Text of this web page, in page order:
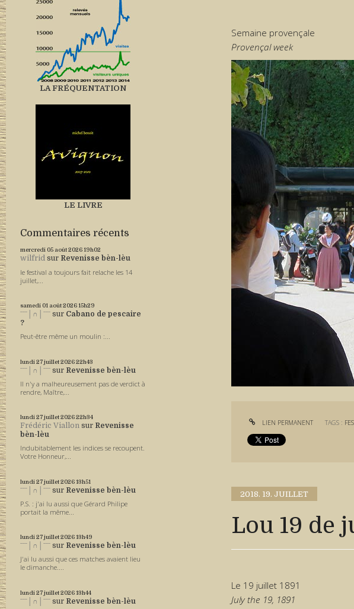
LA FRÉQUENTATION
LE LIVRE
Commentaires récents
mercredi 05 août 2026 19h02
wilfrid sur Revenisse bèn-lèu
le festival a toujours fait relache les 14
juillet,...
samedi 01 août 2026 15h29
ˉˉˉ│∩│ˉˉˉ sur Cabano de pescaire
?
Peut-être même un moulin :...
lundi 27juillet 2026 22h43
ˉˉˉ│∩│ˉˉˉ sur Revenisse bèn-lèu
Il n'y a malheureusement pas de verdict à
rendre, Maître,...
lundi 27juillet 2026 22h34
Frédéric Viallon sur Revenisse
bèn-lèu
Indubitablement les indices se recoupent.
Votre Honneur,...
lundi 27juillet 2026 13h51
ˉˉˉ│∩│ˉˉˉ sur Revenisse bèn-lèu
P.S. : j'ai lu aussi que Gérard Philipe
portait la même...
lundi 27juillet 2026 13h49
ˉˉˉ│∩│ˉˉˉ sur Revenisse bèn-lèu
J'ai lu aussi que ces matches avaient lieu
le dimanche....
lundi 27juillet 2026 13h44
ˉˉˉ│∩│ˉˉˉ sur Revenisse bèn-lèu
Semaine provençale
Provençal week
LIEN PERMANENT TAGS :
2018. 19. JUILLET
Lou 19 de
Le 19 juillet 1891
July the 19, 1891